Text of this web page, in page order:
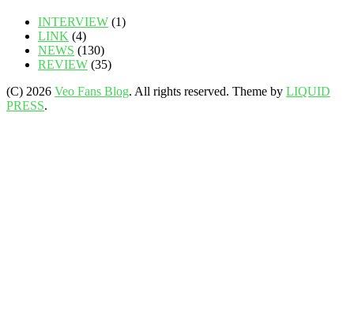
INTERVIEW (1)
LINK (4)
NEWS (130)
REVIEW (35)
(C) 2026 Veo Fans Blog. All rights reserved. Theme by LIQUID
PRESS.